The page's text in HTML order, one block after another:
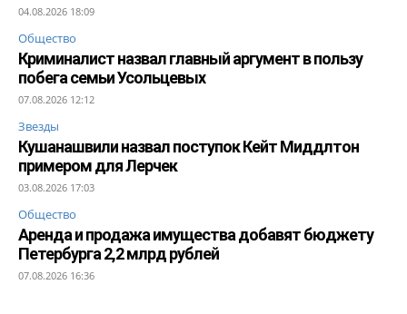
04.08.2026 18:09
Общество
Криминалист назвал главный аргумент в пользу
побега семьи Усольцевых
07.08.2026 12:12
Звезды
Кушанашвили назвал поступок Кейт Миддлтон
примером для Лерчек
03.08.2026 17:03
Общество
Аренда и продажа имущества добавят бюджету
Петербурга 2,2 млрд рублей
07.08.2026 16:36